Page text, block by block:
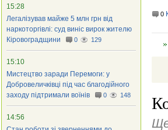
0
15:28
Легалізував майже 5 млн грн від
наркоторгівлі: суд виніс вирок жителю
Кіровоградщини
0 129
15:10
Мистецтво заради Перемоги: у
Добровеличківці під час благодійного
заходу підтримали воїнів
0 148
14:56